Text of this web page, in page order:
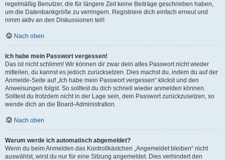
regelmäßig Benutzer, die für längere Zeit keine Beiträge geschrieben haben,
um die Datenbankgröße zu verringern. Registriere dich einfach erneut und
nimm aktiv an den Diskussionen teil!
Nach oben
Ich habe mein Passwort vergessen!
Das ist nicht schlimm! Wir können dir zwar dein altes Passwort nicht wieder
mitteilen, du kannst es jedoch zurücksetzen. Dies machst du, indem du auf der
Anmelde-Seite auf „Ich habe mein Passwort vergessen“ klickst und den
Anweisungen folgst. So solltest du dich schnell wieder anmelden können.
Solltest du trotzdem nicht in der Lage sein, dein Passwort zurückzusetzen, so
wende dich an die Board-Administration.
Nach oben
Warum werde ich automatisch abgemeldet?
Wenn du beim Anmelden das Kontrollkästchen „Angemeldet bleiben“ nicht
auswählst, wirst du nur für eine Sitzung angemeldet. Dies verhindert den